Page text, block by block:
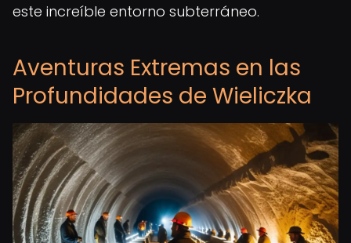
este increíble entorno subterráneo.
Aventuras Extremas en las
Profundidades de Wieliczka